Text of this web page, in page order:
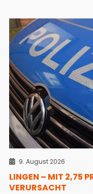
9. August 2026
LINGEN – MIT 2,75
VERURSACHT